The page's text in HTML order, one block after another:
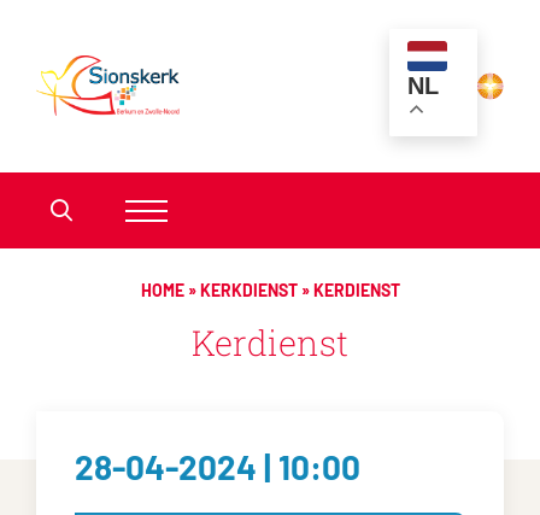
NL
HOME»KERKDIENST»KERDIENST
Kerdienst
28-04-2024 | 10:00